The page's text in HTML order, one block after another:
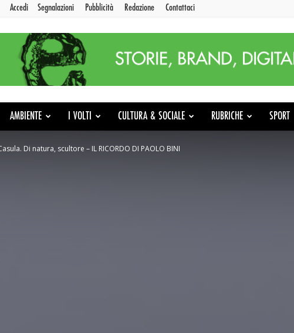
Accedi Segnalazioni Pubblicità Redazione Contattaci
AMBIENTE I VOLTI CULTURA & SOCIALE RUBRICHE SPORT
Di natura, scultore – IL RICORDO DI PAOLO BINI